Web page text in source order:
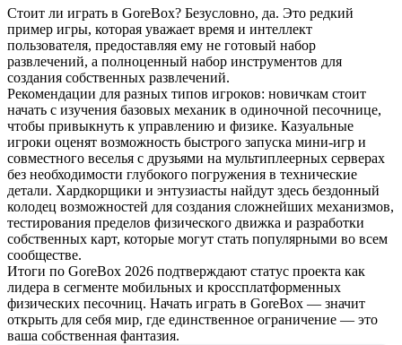
Стоит ли играть в GoreBox? Безусловно, да. Это редкий
пример игры, которая уважает время и интеллект
пользователя, предоставляя ему не готовый набор
развлечений, а полноценный набор инструментов для
создания собственных развлечений.
Рекомендации для разных типов игроков: новичкам стоит
начать с изучения базовых механик в одиночной песочнице,
чтобы привыкнуть к управлению и физике. Казуальные
игроки оценят возможность быстрого запуска мини-игр и
совместного веселья с друзьями на мультиплеерных серверах
без необходимости глубокого погружения в технические
детали. Хардкорщики и энтузиасты найдут здесь бездонный
колодец возможностей для создания сложнейших механизмов,
тестирования пределов физического движка и разработки
собственных карт, которые могут стать популярными во всем
сообществе.
Итоги по GoreBox 2026 подтверждают статус проекта как
лидера в сегменте мобильных и кроссплатформенных
физических песочниц. Начать играть в GoreBox — значит
открыть для себя мир, где единственное ограничение — это
ваша собственная фантазия.